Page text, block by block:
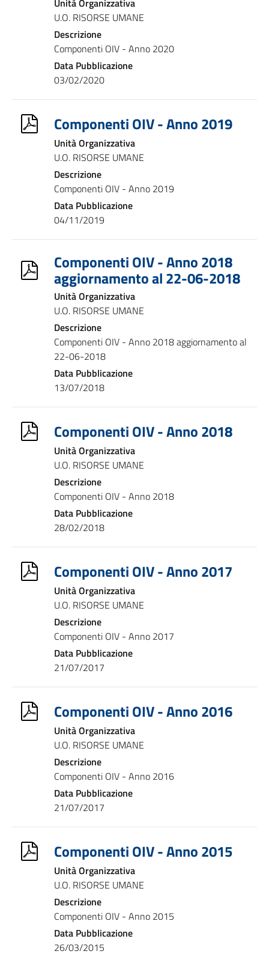
Unità Organizzativa
U.O. RISORSE UMANE
Descrizione
Componenti OIV - Anno 2020
Data Pubblicazione
03/02/2020
Componenti OIV - Anno 2019
Unità Organizzativa
U.O. RISORSE UMANE
Descrizione
Componenti OIV - Anno 2019
Data Pubblicazione
04/11/2019
Componenti OIV - Anno 2018
aggiornamento al 22-06-2018
Unità Organizzativa
U.O. RISORSE UMANE
Descrizione
Componenti OIV - Anno 2018 aggiornamento al
22-06-2018
Data Pubblicazione
13/07/2018
Componenti OIV - Anno 2018
Unità Organizzativa
U.O. RISORSE UMANE
Descrizione
Componenti OIV - Anno 2018
Data Pubblicazione
28/02/2018
Componenti OIV - Anno 2017
Unità Organizzativa
U.O. RISORSE UMANE
Descrizione
Componenti OIV - Anno 2017
Data Pubblicazione
21/07/2017
Componenti OIV - Anno 2016
Unità Organizzativa
U.O. RISORSE UMANE
Descrizione
Componenti OIV - Anno 2016
Data Pubblicazione
21/07/2017
Componenti OIV - Anno 2015
Unità Organizzativa
U.O. RISORSE UMANE
Descrizione
Componenti OIV - Anno 2015
Data Pubblicazione
26/03/2015